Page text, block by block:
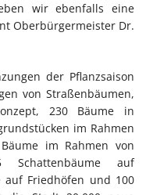
wir ebenfalls eine
Oberbürgermeister Dr.
der Pflanzsaison
von Straßenbäumen,
230 Bäume in
im Rahmen
im Rahmen von
Schattenbäume auf
auf Friedhöfen und 100